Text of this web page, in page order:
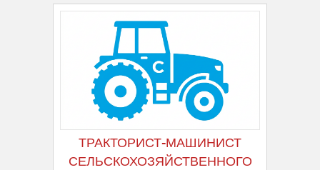
ТРАКТОРИСТ-МАШИНИСТ
СЕЛЬСКОХОЗЯЙСТВЕННОГО